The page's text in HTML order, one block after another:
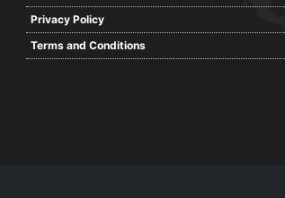
Privacy Policy
Terms and Conditions